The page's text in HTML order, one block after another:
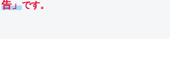
告」です。